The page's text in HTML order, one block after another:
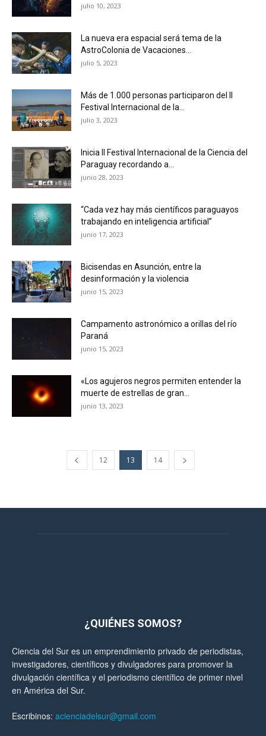
julio 10, 2023
La nueva era espacial será tema de la
AstroColonia de Vacaciones...
julio 5, 2023
Más de 1.000 personas participaron del II
Festival Internacional de la...
julio 3, 2023
Inicia II Festival Internacional de la Ciencia del
Paraguay recordando a...
junio 28, 2023
“Cada vez hay más científicos paraguayos
trabajando en inteligencia artificial”
junio 17, 2023
Bicisendas en Asunción, entre la
desinformación y la violencia
junio 15, 2023
Campamento astronómico a orillas del río
Paraná
junio 15, 2023
«Los agujeros negros permiten entender la
muerte de estrellas de gran...
junio 13, 2023
12 13 14
¿QUIÉNES SOMOS?
Ciencia del Sur es un emprendimiento privado de periodistas,
investigadores, científicos y divulgadores para promover la
divulgación científica y el periodismo científico de primer nivel
en América del Sur.
Escribinos: acienciadelsur@gmail.com